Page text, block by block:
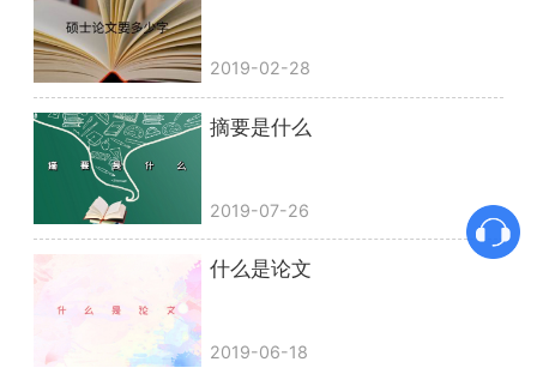
2019-02-28
摘要是什么
2019-07-26
什么是论文
2019-06-18